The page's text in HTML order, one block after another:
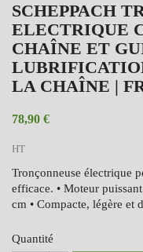
SCHEPPACH
ELECTRIQUE
CHAÎNE ET
LA CHAÎNE |
78,90 €
HT
Tronçonneuse électrique
efficace. • Moteur
cm • Compacte, légère et
Quantité